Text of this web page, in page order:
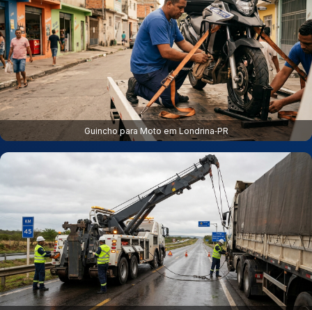
Guincho para Moto em Londrina‑PR